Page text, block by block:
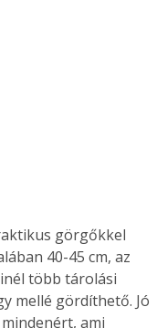
görgőkkel
40-45 cm, az
több tárolási
mellé gördíthető. Jó
ami